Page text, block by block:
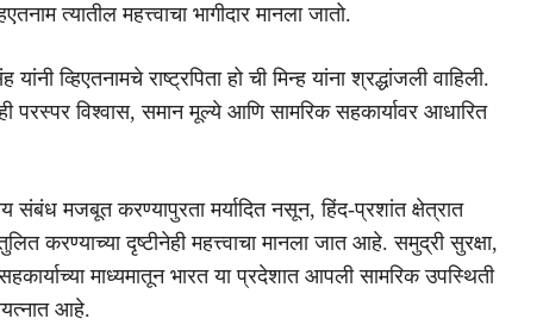
त्यातील महत्त्वाचा भागीदार मानला जातो.
यांनी व्हिएतनामचे राष्ट्रपिता हो ची मिन्ह यांना श्रद्धांजली वाहिली.
ही परस्पर विश्वास, समान मूल्ये आणि सामरिक सहकार्यावर आधारित
संबंध मजबूत करण्यापुरता मर्यादित नसून, हिंद-प्रशांत क्षेत्रात
करण्याच्या दृष्टीनेही महत्त्वाचा मानला जात आहे. समुद्री सुरक्षा,
माध्यमातून भारत या प्रदेशात आपली सामरिक उपस्थिती
आहे.